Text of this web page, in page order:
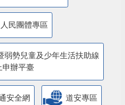
人民團體專區
弱勢兒童及少年生活扶助線
申辦平臺
安全網 道安專區